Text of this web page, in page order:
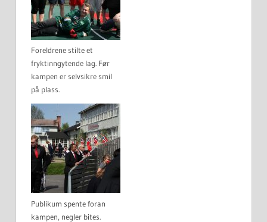
Foreldrene stilte et
fryktinngytende lag. Før
kampen er selvsikre smil
på plass.
Publikum spente foran
kampen, negler bites.